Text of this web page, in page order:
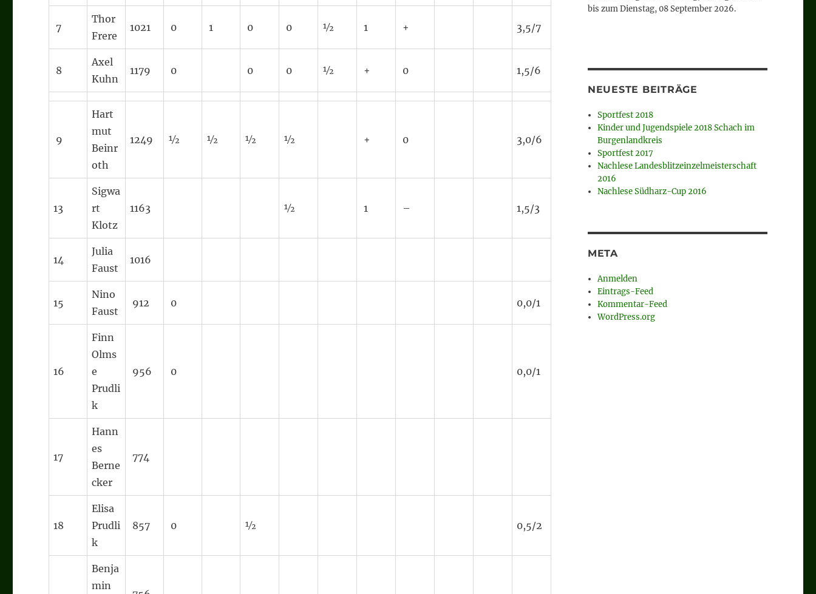
7
Thor
Frere
1021 0 1 0 0 ½ 1 + 3,5/7
8
Axel
Kuhn
1179 0 0 0 ½ + 0 1,5/6
9
Hart
mut
Beinr
oth
1249 ½ ½ ½ ½ + 0 3,0/6
13
Sigwa
rt
Klotz
1163 ½ 1 – 1,5/3
14
Julia
Faust
1016
15
Nino
Faust
912 0 0,0/1
16
Finn
Olms
e
Prudli
k
956 0 0,0/1
17
Hann
es
Berne
cker
774
18
Elisa
Prudli
k
857 0 ½ 0,5/2
Benja
min
bis zum Dienstag, 08 September 2026.
NEUESTE BEITRÄGE
Sportfest 2018
Kinder und Jugendspiele 2018 Schach im
Burgenlandkreis
Sportfest 2017
Nachlese Landesblitzeinzelmeisterschaft
2016
Nachlese Südharz-Cup 2016
META
Anmelden
Eintrags-Feed
Kommentar-Feed
WordPress.org